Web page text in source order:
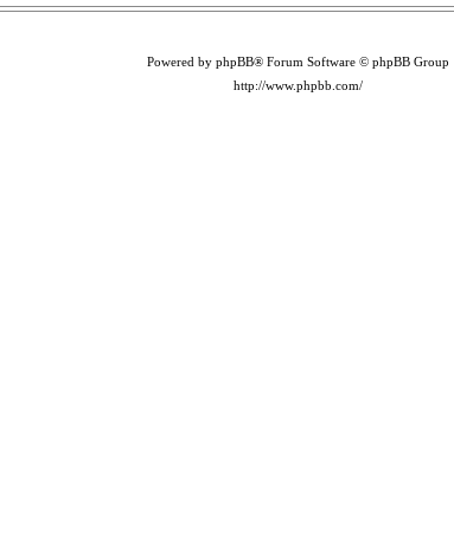
Powered by phpBB® Forum Software © phpBB Group
http://www.phpbb.com/